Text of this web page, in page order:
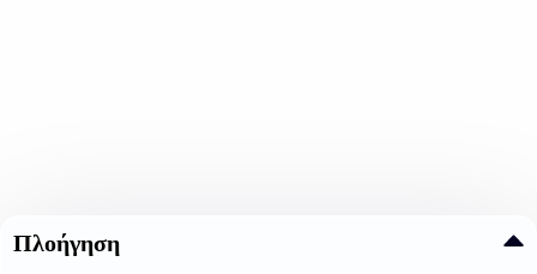
Πλοήγηση